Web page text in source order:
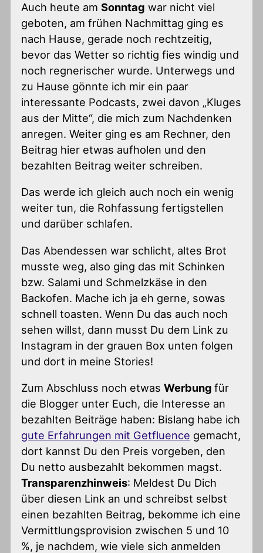
Auch heute amSonntag war nicht viel
geboten, am frühen Nachmittag ging es
nach Hause, gerade noch rechtzeitig,
bevor das Wetter so richtig fies windig und
noch regnerischer wurde. Unterwegs und
zu Hause gönnte ich mir ein paar
interessante Podcasts, zwei davon „Kluges
aus der Mitte“, die mich zum Nachdenken
anregen. Weiter ging es am Rechner, den
Beitrag hier etwas aufholen und den
bezahlten Beitrag weiter schreiben.
Das werde ich gleich auch noch ein wenig
weiter tun, die Rohfassung fertigstellen
und darüber schlafen.
Das Abendessen war schlicht, altes Brot
musste weg, also ging das mit Schinken
bzw. Salami und Schmelzkäse in den
Backofen. Mache ich ja eh gerne, sowas
schnell toasten. Wenn Du das auch noch
sehen willst, dann musst Du dem Link zu
Instagram in der grauen Box unten folgen
und dort in meine Stories!
Zum Abschluss noch etwasWerbungfür
die Blogger unter Euch, die Interesse an
bezahlten Beiträge haben: Bislang habe ich
gute Erfahrungen mit Getfluence gemacht,
dort kannst Du den Preis vorgeben, den
Du netto ausbezahlt bekommen magst.
Transparenzhinweis: Meldest Du Dich
über diesen Link an und schreibst selbst
einen bezahlten Beitrag, bekomme ich eine
Vermittlungsprovision zwischen 5 und 10
%, je nachdem, wie viele sich anmelden